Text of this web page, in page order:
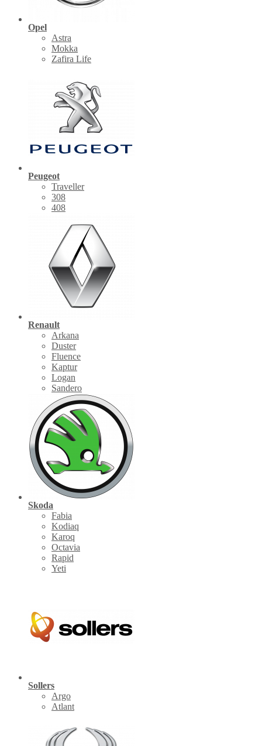
Opel
Astra
Mokka
Zafira Life
Peugeot
Traveller
308
408
Renault
Arkana
Duster
Fluence
Kaptur
Logan
Sandero
Skoda
Fabia
Kodiaq
Karoq
Octavia
Rapid
Yeti
Sollers
Argo
Atlant